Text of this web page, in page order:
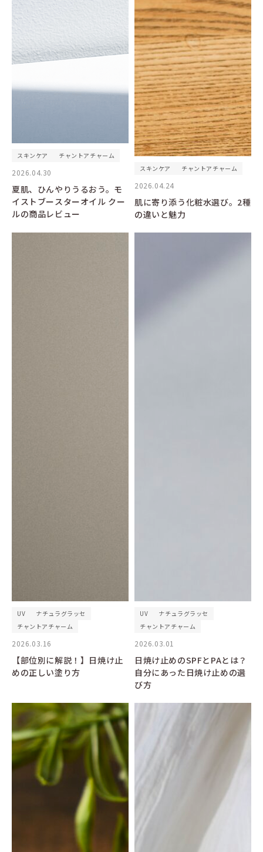
スキンケア チャントアチャーム
2026.04.30
夏肌、ひんやりうるおう。モ
イストブースターオイル クー
ルの商品レビュー
スキンケア チャントアチャーム
2026.04.24
肌に寄り添う化粧水選び。2種
の違いと魅力
UV
ナチュラグラッセ
チャントアチャーム
2026.03.16
【部位別に解説！】日焼け止
めの正しい塗り方
UV
ナチュラグラッセ
チャントアチャーム
2026.03.01
日焼け止めのSPFとPAとは？
自分にあった日焼け止めの選
び方